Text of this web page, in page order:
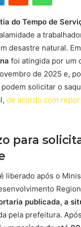
do Tempo de
a
desastre natural.
foi atingida por um
de 2025 e,
solicitar o
de acordo com
para
liberado após o
publicada, a
pela prefeitura.